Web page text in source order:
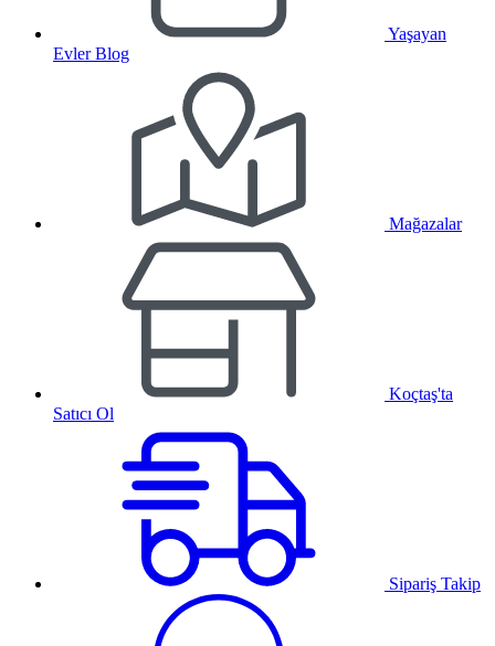
Yaşayan
Evler Blog
Mağazalar
Koçtaş'ta
Satıcı Ol
Sipariş Takip